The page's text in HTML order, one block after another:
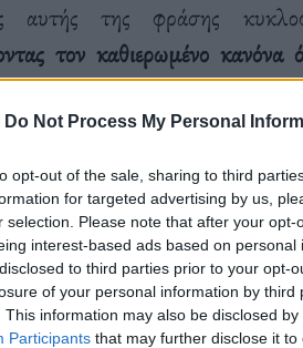
Do Not Process My Personal
opt-out of the sale, sharing to third
for targeted advertising by us,
selection. Please note that after your
interest-based ads based on
to third parties prior to your opt-
of your personal information by third
This information may also be disclosed
Participants that may further disclose it to
αυτής της φράσης
τον καθιερωμένο
πιο συντηρητικοί.
ότιη εποχή στην οποία
των κοσμοθεωριών μας.
σε μια χώρα όπου ο γάμος
τη δεκαετία του
τι είναι φυσιολογικό.